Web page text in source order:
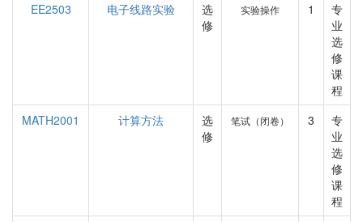
EE2503
电子线路实验
选
修
实验操作 1
专
业
选
修
课
程
MATH2001
计算方法
选
修
笔试（闭卷） 3
专
业
选
修
课
程